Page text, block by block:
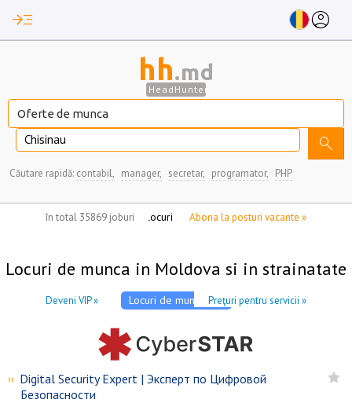
read_more account_circle
hh.md
HeadHunter
Chisinau search
Căutare rapidă: contabil, manager, secretar, programator, PHP
în total 35869 joburi Abona la posturi vacante »
nu aveți locuri de munca marcate
Locuri de munca in Moldova si in strainatate
Deveni VIP » Preţuri pentru servicii »
Locuri de munca VIP
›› Digital Security Expert | Эксперт по Цифровой
Безопасности